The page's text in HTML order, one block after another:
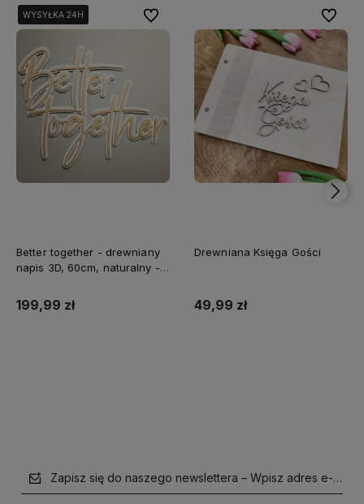
WYSYŁKA 24H
WYSYŁKA 24H
WYSYŁKA 24H
Better together - drewniany
napis 3D, 60cm, naturalny -
199,99 zł
Do ulubionych
Drewniana Księga Gości
49,99 zł
Do
Zapisz się do naszego newslettera – Wpisz adres e-mail